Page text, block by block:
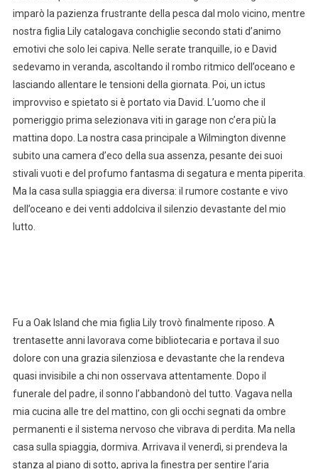
imparò la pazienza frustrante della pesca dal molo vicino, mentre
nostra figlia Lily catalogava conchiglie secondo stati d’animo
emotivi che solo lei capiva. Nelle serate tranquille, io e David
sedevamo in veranda, ascoltando il rombo ritmico dell’oceano e
lasciando allentare le tensioni della giornata. Poi, un ictus
improvviso e spietato si è portato via David. L’uomo che il
pomeriggio prima selezionava viti in garage non c’era più la
mattina dopo. La nostra casa principale a Wilmington divenne
subito una camera d’eco della sua assenza, pesante dei suoi
stivali vuoti e del profumo fantasma di segatura e menta piperita.
Ma la casa sulla spiaggia era diversa: il rumore costante e vivo
dell’oceano e dei venti addolciva il silenzio devastante del mio
lutto.
Fu a Oak Island che mia figlia Lily trovò finalmente riposo. A
trentasette anni lavorava come bibliotecaria e portava il suo
dolore con una grazia silenziosa e devastante che la rendeva
quasi invisibile a chi non osservava attentamente. Dopo il
funerale del padre, il sonno l’abbandonò del tutto. Vagava nella
mia cucina alle tre del mattino, con gli occhi segnati da ombre
permanenti e il sistema nervoso che vibrava di perdita. Ma nella
casa sulla spiaggia, dormiva. Arrivava il venerdì, si prendeva la
stanza al piano di sotto, apriva la finestra per sentire l’aria